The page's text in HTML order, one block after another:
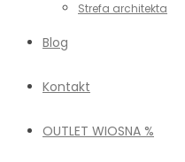
Strefa architekta
Blog
Kontakt
OUTLET WIOSNA %